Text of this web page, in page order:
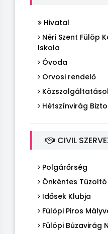
Hivatal
Néri Szent Fülöp
Iskola
Óvoda
Orvosi rendelő
Hétszínvirág
CIVIL
Polgárőrség
Önkéntes
Idősek Klubja
Fülöpi Piros
Fülöpi Búzavirág